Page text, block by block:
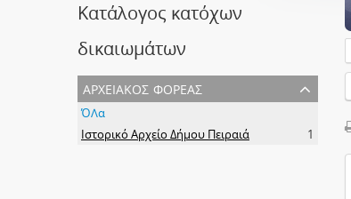
Κατάλογος κατόχων
δικαιωμάτων
αρχειακός φορέας
ΌΛα
Ιστορικό Αρχείο Δήμου Πειραιά
1